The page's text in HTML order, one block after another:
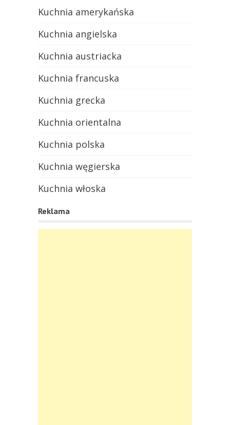
Kuchnia amerykańska
Kuchnia angielska
Kuchnia austriacka
Kuchnia francuska
Kuchnia grecka
Kuchnia orientalna
Kuchnia polska
Kuchnia węgierska
Kuchnia włoska
Reklama